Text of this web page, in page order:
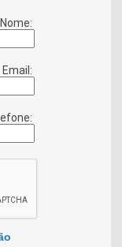
Nome:
Email: